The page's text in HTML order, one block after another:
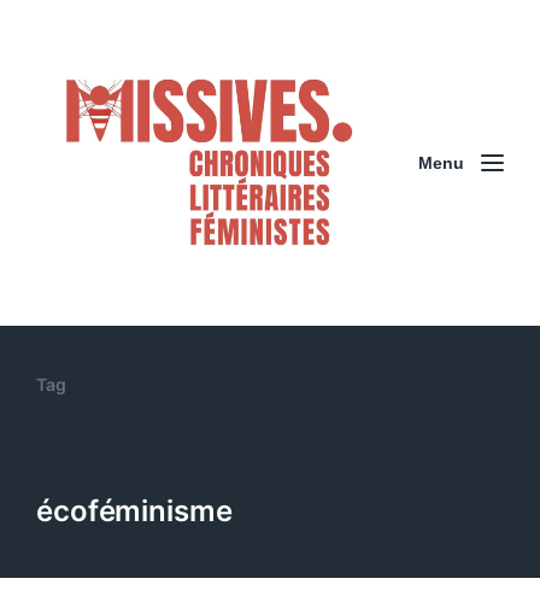
Menu
Tag
écoféminisme